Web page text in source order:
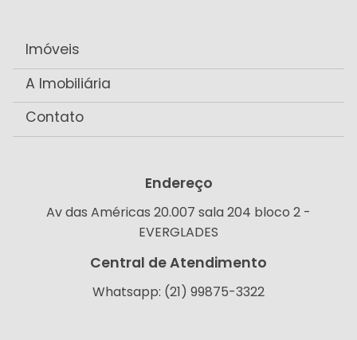
Imóveis
A Imobiliária
Contato
Endereço
Av das Américas 20.007 sala 204 bloco 2 -
EVERGLADES
Central de Atendimento
Whatsapp: (21) 99875-3322